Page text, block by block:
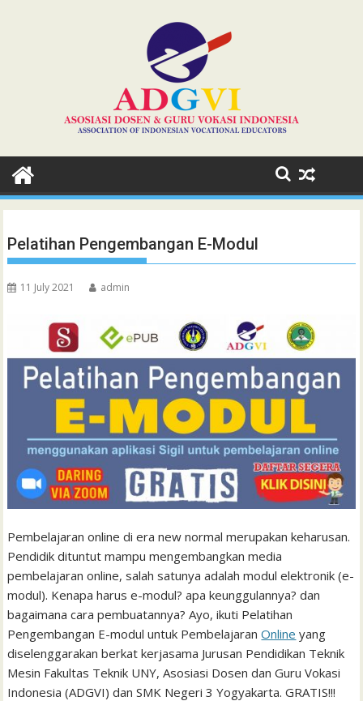
Pelatihan Pengembangan E-Modul
11 July 2021 admin
Pembelajaran online di era new normal merupakan keharusan.
Pendidik dituntut mampu mengembangkan media
pembelajaran online, salah satunya adalah modul elektronik (e-
modul). Kenapa harus e-modul? apa keunggulannya? dan
bagaimana cara pembuatannya? Ayo, ikuti Pelatihan
Pengembangan E-modul untuk PembelajaranOnline yang
diselenggarakan berkat kerjasama Jurusan Pendidikan Teknik
Mesin Fakultas Teknik UNY, Asosiasi Dosen dan Guru Vokasi
Indonesia (ADGVI) dan SMK Negeri 3 Yogyakarta. GRATIS!!!